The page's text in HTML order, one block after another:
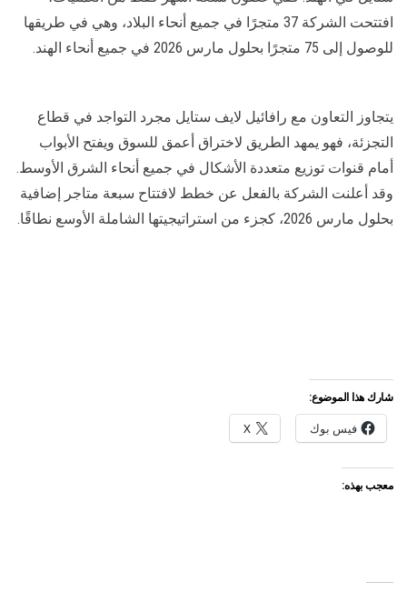
افتتحت الشركة 37 متجرًا في جميع أنحاء البلاد، وهي في طريقها
للوصول إلى 75 متجرًا بحلول مارس 2026 في جميع أنحاء الهند.
يتجاوز التعاون مع رافائيل لايف ستايل مجرد التواجد في قطاع
التجزئة، فهو يمهد الطريق لاختراق أعمق للسوق ويفتح الأبواب
أمام قنوات توزيع متعددة الأشكال في جميع أنحاء الشرق الأوسط.
وقد أعلنت الشركة بالفعل عن خطط لافتتاح سبعة متاجر إضافية
بحلول مارس 2026، كجزء من استراتيجيتها الشاملة الأوسع نطاقًا.
شارك هذا الموضوع:
فيس بوك X
معجب بهذه: